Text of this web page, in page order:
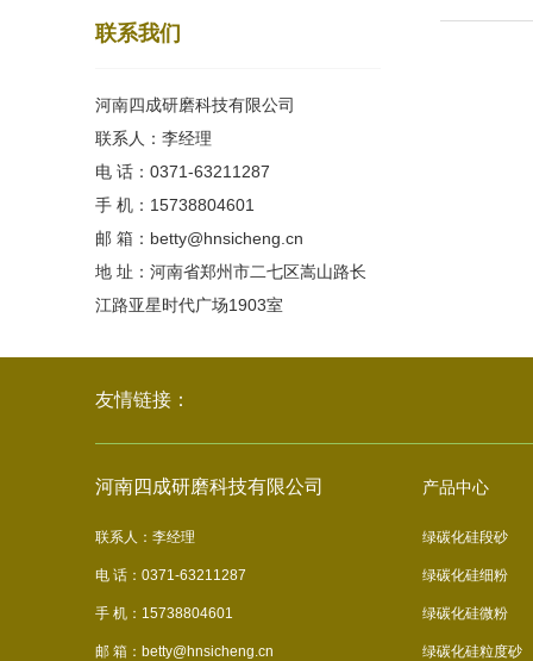
联系我们
河南四成研磨科技有限公司
联系人：李经理
电 话：0371-63211287
手 机：15738804601
邮 箱：betty@hnsicheng.cn
地 址：河南省郑州市二七区嵩山路长
江路亚星时代广场1903室
友情链接：
河南四成研磨科技有限公司
联系人：李经理
电 话：0371-63211287
手 机：15738804601
邮 箱：betty@hnsicheng.cn
产品中心
绿碳化硅段砂
绿碳化硅细粉
绿碳化硅微粉
绿碳化硅粒度砂